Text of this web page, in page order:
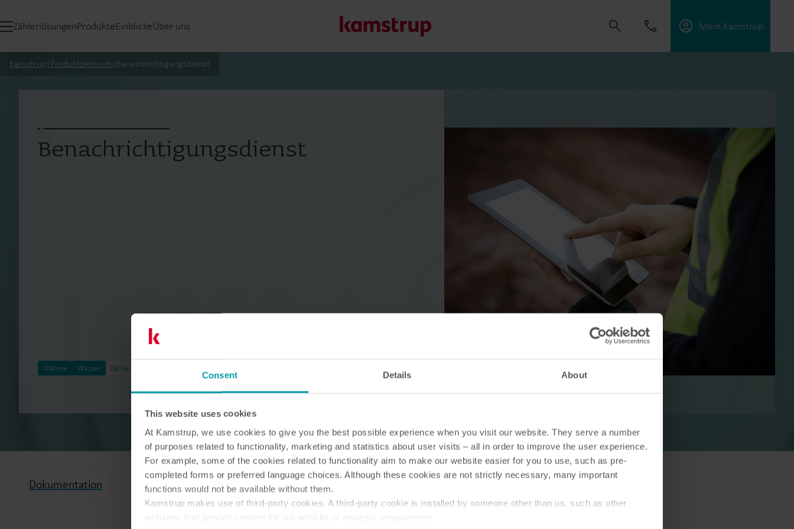
Consent Details About
This website uses cookies
At Kamstrup, we use cookies to give you the best possible experience when you visit our website. They serve a number
of purposes related to functionality, marketing and statistics about user visits – all in order to improve the user experience.
For example, some of the cookies related to functionality aim to make our website easier for you to use, such as pre-
completed forms or preferred language choices. Although these cookies are not strictly necessary, many important
functions would not be available without them.
Kamstrup makes use of third-party cookies. A third-party cookie is installed by someone other than us, such as other
websites that provide content for our website or analysis programmes.
ZählerlösungenProdukteEinblickeÜber uns Mein Kamstrup
Kunden ermöglichen, Wasserverluste zu minimieren, Versorgungsunternehmen zu unterstützen, die
für präzise Messung und
effizientes Management.
Stromlösungen für präzise
Kamstrup | Produktzentrum | Benachrichtigungsdienst
Benachrichtigungsdienst
Wärme Wasser Zählerauslesung
Dokumentation